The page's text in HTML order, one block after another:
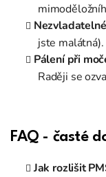
jste
Pálení při
Raději se
FAQ - časté
Jak rozlišit